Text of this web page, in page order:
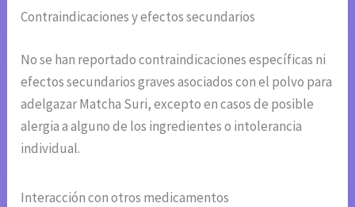
Contraindicaciones y efectos secundarios
No se han reportado contraindicaciones específicas ni
efectos secundarios graves asociados con el polvo para
adelgazar Matcha Suri, excepto en casos de posible
alergia a alguno de los ingredientes o intolerancia
individual.
Interacción con otros medicamentos